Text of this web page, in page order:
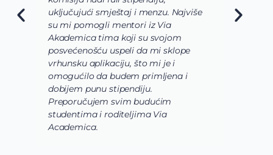
uključujući smještaj i menzu. Najviše
su mi pomogli mentori iz Via
Akademica tima koji su svojom
posvećenošću uspeli da mi sklope
vrhunsku aplikaciju, što mi je i
omogućilo da budem primljena i
dobijem punu stipendiju.
Preporučujem svim budućim
studentima i roditeljima Via
Academica.